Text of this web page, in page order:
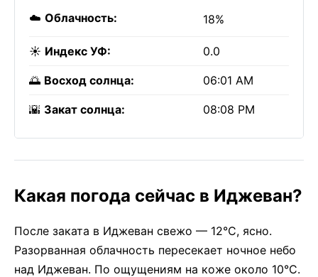
☁️ Облачность: 18%
☀️ Индекс УФ: 0.0
🌅 Восход солнца: 06:01 AM
🌇 Закат солнца: 08:08 PM
Какая погода сейчас в Иджеван?
После заката в Иджеван свежо — 12°C, ясно.
Разорванная облачность пересекает ночное небо
над Иджеван. По ощущениям на коже около 10°C.